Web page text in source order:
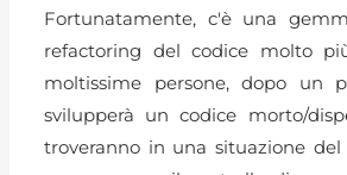
Fortunatamente, c'è una
refactoring del codice molto
moltissime persone, dopo un
svilupperà un codice morto/
troveranno in una situazione